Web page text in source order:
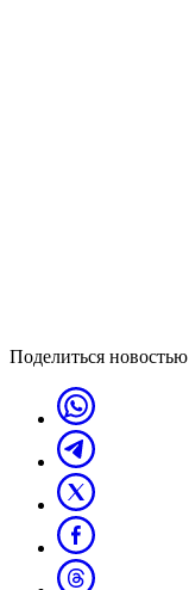
Поделиться новостью